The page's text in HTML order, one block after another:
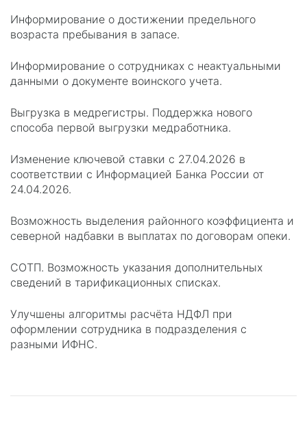
Информирование о достижении предельного
возраста пребывания в запасе.
Информирование о сотрудниках с неактуальными
данными о документе воинского учета.
Выгрузка в медрегистры. Поддержка нового
способа первой выгрузки медработника.
Изменение ключевой ставки с 27.04.2026 в
соответствии с Информацией Банка России от
24.04.2026.
Возможность выделения районного коэффициента и
северной надбавки в выплатах по договорам опеки.
СОТП. Возможность указания дополнительных
сведений в тарификационных списках.
Улучшены алгоритмы расчёта НДФЛ при
оформлении сотрудника в подразделения с
разными ИФНС.